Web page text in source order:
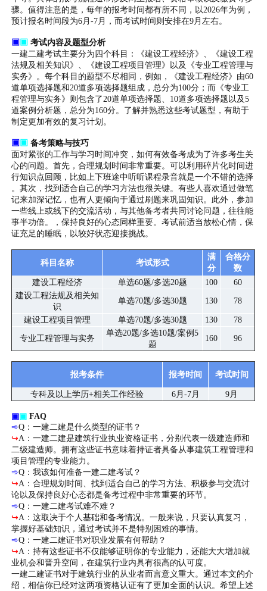
骤。值得注意的是，每年的报考时间都有所不同，以2026年为例，
预计报名时间段为6月-7月，而考试时间则安排在9月左右。
▣ ▣ 考试内容及题型分析
一建二建考试主要分为四个科目：《建设工程经济》、《建设工程
法规及相关知识》、《建设工程项目管理》以及《专业工程管理与
实务》。每个科目的题型不尽相同，例如，《建设工程经济》由60
道单项选择题和20道多项选择题组成，总分为100分；而《专业工
程管理与实务》则包含了20道单项选择题、10道多项选择题以及5
道案例分析题，总分为160分。了解并熟悉这些考试题型，有助于
制定更加有效的复习计划。
▣ ▣ 备考策略与技巧
面对紧张的工作与学习时间冲突，如何有效备考成为了许多考生关
心的问题。首先，合理规划时间非常重要。可以利用碎片化时间进
行知识点回顾，比如上下班途中听听课程录音就是一个不错的选择
。其次，找到适合自己的学习方法也很关键。有些人喜欢通过做笔
记来加深记忆，也有人更倾向于通过刷题来巩固知识。此外，参加
一些线上或线下的交流活动，与其他备考者共同讨论问题，往往能
事半功倍。，保持良好的心态同样重要。考试前适当放松心情，保
证充足的睡眠，以较好状态迎接挑战。
科目名称 考试形式
满
分
合格分
数
建设工程经济
单选60题/多选20题 100
60
建设工程法规及相关知
识
单选70题/多选30题 130
78
建设工程项目管理
单选70题/多选30题 130
78
专业工程管理与实务
单选20题/多选10题/案例5
题
160 96
报考条件 报考时间 考试时间
专科及以上学历+相关工作经验 6月-7月 9月
▣▣ FAQ
➾Q：一建二建是什么类型的证书？
↪A：一建二建是建筑行业执业资格证书，分别代表一级建造师和
二级建造师。拥有这些证书意味着持证者具备从事建筑工程管理和
项目管理的专业能力。
➾Q：我该如何准备一建二建考试？
↪A：合理规划时间、找到适合自己的学习方法、积极参与交流讨
论以及保持良好心态都是备考过程中非常重要的环节。
➾Q：一建二建考试难不难？
↪A：这取决于个人基础和备考情况。一般来说，只要认真复习，
掌握好基础知识，通过考试并不是特别困难的事情。
➾Q：一建二建证书对职业发展有何帮助？
↪A：持有这些证书不仅能够证明你的专业能力，还能大大增加就
业机会和晋升空间，在建筑行业内具有很高的认可度。
一建二建证书对于建筑行业的从业者而言意义重大。通过本文的介
绍，相信你已经对这两项资格认证有了更加全面的认识。希望上述